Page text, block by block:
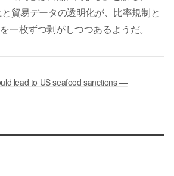
貿易データの透明化が、比率規制と
一枚ずつ剥がしつつあるようだ。
lead to US seafood sanctions —